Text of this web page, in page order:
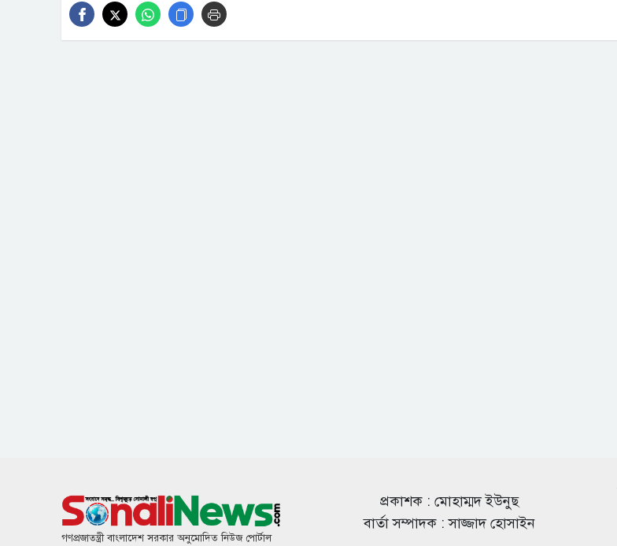
গণপ্রজাতন্ত্রী বাংলাদেশ সরকার অনুমোদিত নিউজ পোর্টাল
প্রকাশক : মোহাম্মদ ইউনুছ
বার্তা সম্পাদক : সাজ্জাদ হোসাইন